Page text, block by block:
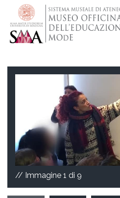
contenuto
principale
// Immagine 1 di 9